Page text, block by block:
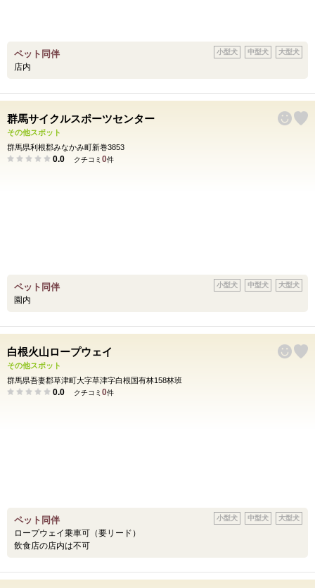
ペット同伴
店内
小型犬 中型犬 大型犬
群馬サイクルスポーツセンター
その他スポット
群馬県利根郡みなかみ町新巻3853
0.0 クチコミ 0件
ペット同伴
園内
小型犬 中型犬 大型犬
白根火山ロープウェイ
その他スポット
群馬県吾妻郡草津町大字草津字白根国有林158林班
0.0 クチコミ 0件
ペット同伴
ロープウェイ乗車可（要リード）
飲食店の店内は不可
小型犬 中型犬 大型犬